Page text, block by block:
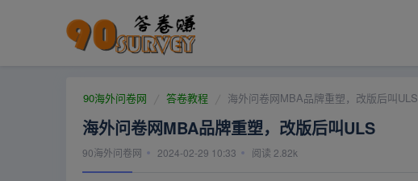
90海外问卷网 答卷教程 海外问卷网MBA品牌重塑，改版后叫ULS
海外问卷网MBA品牌重塑，改版后叫ULS
90海外问卷网 2024-02-29 10:33 阅读 2.82k